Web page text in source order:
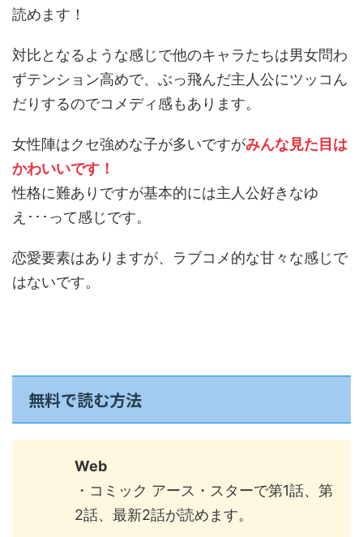
読めます！
対比となるような感じで他のキャラたちは男女問わ
ずテンション高めで、ぶっ飛んだ主人公にツッコん
だりするのでコメディ感もあります。
女性陣はクセ強めな子が多いですがみんな見た目は
かわいいです！
性格に難ありですが基本的には主人公好きなゆ
え･･･って感じです。
恋愛要素はありますが、ラブコメ的な甘々な感じで
はないです。
無料で読む方法
Web
・コミック アース・スターで第1話、第
2話、最新2話が読めます。